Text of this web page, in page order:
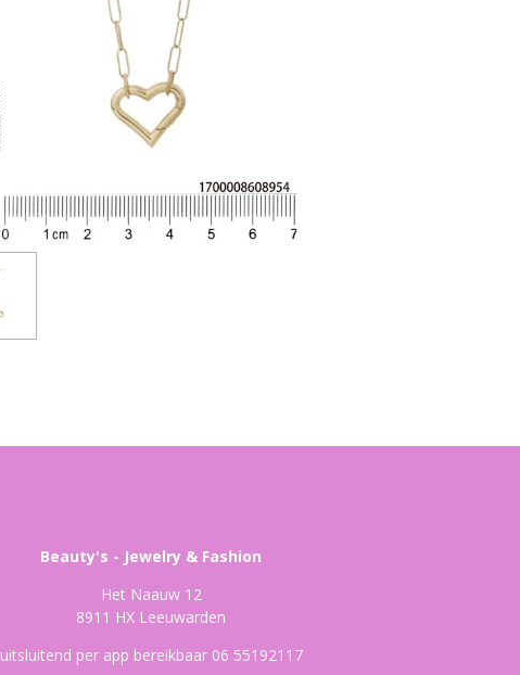
Beauty's - Jewelry & Fashion
Het Naauw 12
8911 HX Leeuwarden
uitsluitend per app bereikbaar 06 55192117